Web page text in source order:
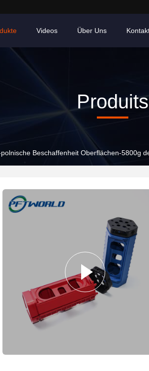
Videos Über Uns
Produits
Beschaffenheit Oberflächen-5800g